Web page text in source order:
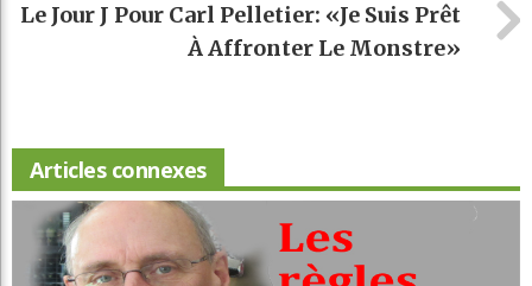
Le Jour J Pour Carl Pelletier: «Je Suis Prêt
À Affronter Le Monstre»
Articles connexes